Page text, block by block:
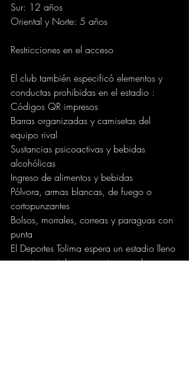
Sur: 12 años
Oriental y Norte: 5 años
Restricciones en el acceso
El club también especificó elementos y
conductas prohibidas en el estadio :
Códigos QR impresos
Barras organizadas y camisetas del
equipo rival
Sustancias psicoactivas y bebidas
alcohólicas
Ingreso de alimentos y bebidas
Pólvora, armas blancas, de fuego o
cortopunzantes
Bolsos, morrales, correas y paraguas con
punta
El Deportes Tolima espera un estadio lleno
en este crucial compromiso, en el que